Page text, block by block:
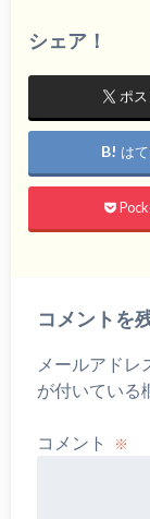
シェア！
ポス
は
コメントを
メールアドレ
が付いている
コメント ※